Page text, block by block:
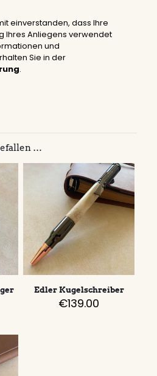
einverstanden, dass Ihre
Ihres Anliegens verwendet
und
Sie in der
.
…
Edler Kugelschreiber
€139.00